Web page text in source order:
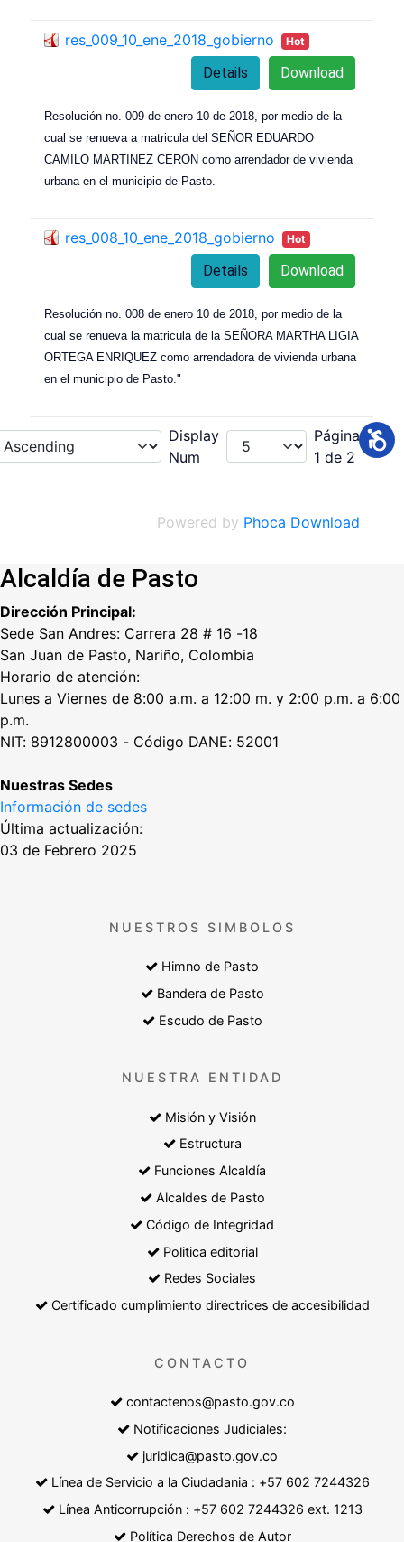
res_009_10_ene_2018_gobierno Hot
Download
Details
Resolución no. 009 de enero 10 de 2018, por medio de la
cual se renueva a matricula del SEÑOR EDUARDO
CAMILO MARTINEZ CERON como arrendador de vivienda
urbana en el municipio de Pasto.
res_008_10_ene_2018_gobierno Hot
Download
Details
Resolución no. 008 de enero 10 de 2018, por medio de la
cual se renueva la matricula de la SEÑORA MARTHA LIGIA
ORTEGA ENRIQUEZ como arrendadora de vivienda urbana
en el municipio de Pasto."
Display
Num
Página
1 de 2
Powered by Phoca Download
Alcaldía de Pasto
Dirección Principal:
Sede San Andres: Carrera 28 # 16 -18
San Juan de Pasto, Nariño, Colombia
Horario de atención:
Lunes a Viernes de 8:00 a.m. a 12:00 m. y 2:00 p.m. a 6:00
p.m.
NIT: 8912800003 - Código DANE: 52001
Nuestras Sedes
Información de sedes
Última actualización:
03 de Febrero 2025
NUESTROS SIMBOLOS
Himno de Pasto
Bandera de Pasto
Escudo de Pasto
NUESTRA ENTIDAD
Misión y Visión
Estructura
Funciones Alcaldía
Alcaldes de Pasto
Código de Integridad
Politica editorial
Redes Sociales
Certificado cumplimiento directrices de accesibilidad
CONTACTO
contactenos@pasto.gov.co
Notificaciones Judiciales:
juridica@pasto.gov.co
Línea de Servicio a la Ciudadania : +57 602 7244326
Línea Anticorrupción : +57 602 7244326 ext. 1213
Política Derechos de Autor